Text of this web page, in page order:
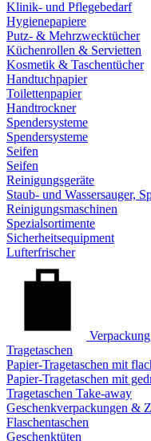
Klinik- und Pflegebedarf
Hygienepapiere
Putz- & Mehrzwecktücher
Küchenrollen & Servietten
Kosmetik & Taschentücher
Handtuchpapier
Toilettenpapier
Handtrockner
Spendersysteme
Spendersysteme
Seifen
Seifen
Reinigungsgeräte
Staub- und Wassersauger,
Reinigungsmaschinen
Spezialsortimente
Sicherheitsequipment
Lufterfrischer
Tragetaschen
Papier-Tragetaschen mit
Papier-Tragetaschen mit
Tragetaschen Take-away
Geschenkverpackungen &
Flaschentaschen
Geschenktüten